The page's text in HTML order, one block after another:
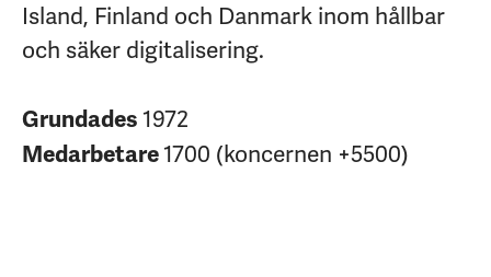
Island, Finland och Danmark inom hållbar
och säker digitalisering.
Grundades1972
Medarbetare1700 (koncernen +5500)